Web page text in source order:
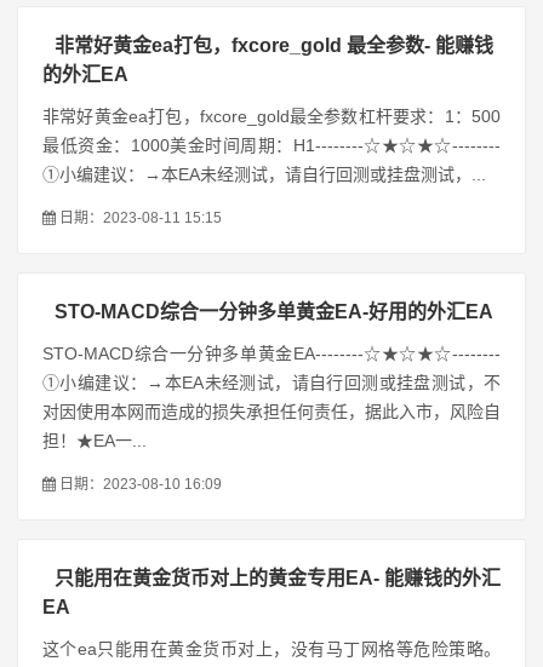
非常好黄金ea打包，fxcore_gold 最全参数- 能赚钱
的外汇EA
非常好黄金ea打包，fxcore_gold最全参数杠杆要求：1：500
最低资金：1000美金时间周期：H1--------☆★☆★☆--------
①小编建议：→本EA未经测试，请自行回测或挂盘测试，...
日期：2023-08-11 15:15
STO-MACD综合一分钟多单黄金EA-好用的外汇EA
STO-MACD综合一分钟多单黄金EA--------☆★☆★☆--------
①小编建议：→本EA未经测试，请自行回测或挂盘测试，不
对因使用本网而造成的损失承担任何责任，据此入市，风险自
担！★EA一...
日期：2023-08-10 16:09
只能用在黄金货币对上的黄金专用EA- 能赚钱的外汇
EA
这个ea只能用在黄金货币对上，没有马丁网格等危险策略。